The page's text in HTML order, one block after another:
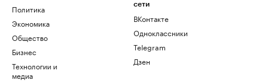
Политика
Экономика
Общество
Бизнес
Технологии и
медиа
сети
ВКонтакте
Одноклассники
Telegram
Дзен